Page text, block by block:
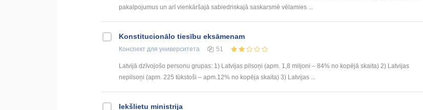
pakalpojumus un arī vienkāršajā sabiedriskajā saskarsmē vēlamies ...
Konstitucionālo tiesību eksāmenam
Конспект для университета 51
Latvijā dzīvojošo personu grupas: 1) Latvijas pilsoņi (apm. 1,8 miljoni – 84% no kopējā skaita) 2) Latvijas
nepilsoņi (apm. 225 tūkstoši – apm.12% no kopēja skaita) 3) Latvijas ...
Iekšlietu ministrija